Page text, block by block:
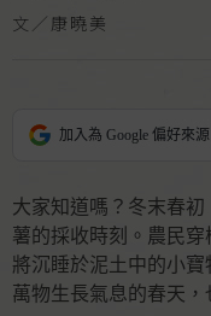
文／康曉美
加入為 Google 偏好來源
大家知道嗎？冬末春
薯的採收時刻。農民穿
將沉睡於泥土中的小
萬物生長氣息的春天，